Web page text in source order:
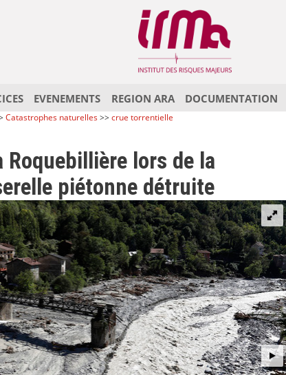
EVENEMENTS REGION ARA DOCUMENTATION
Catastrophes naturelles>>crue torrentielle
Roquebillière lors de la
piétonne détruite